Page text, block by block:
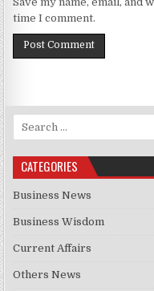
time I comment.
Search for:
CATEGORIES
Business News
Business Wisdom
Current Affairs
Others News